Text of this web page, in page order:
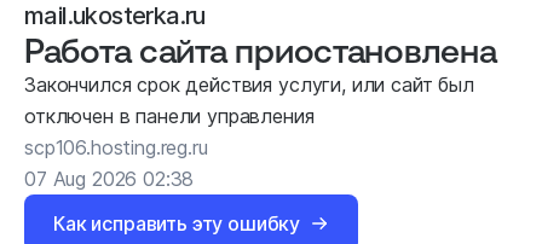
mail.ukosterka.ru
Работа сайта приостановлена
Закончился срок действия услуги, или сайт был
отключен в панели управления
scp106.hosting.reg.ru
07 Aug 2026 02:38
Как исправить эту ошибку